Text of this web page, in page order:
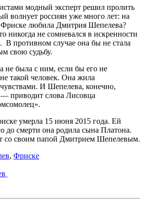
модный эксперт решил пролить
волнует россиян уже много лет: на
любила Дмитрия Шепелева?
никогда не сомневался в искренности
В противном случае она бы не стала
свою судьбу.
не была с ним, если бы его не
такой человек. Она жила
И Шепелева, конечно,
приводит слова Лисовца
умерла 15 июня 2015 года. Ей
до смерти она родила сына Платона.
со своим папой Дмитрием Шепелевым.
, Фриске